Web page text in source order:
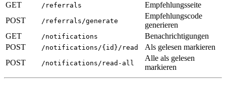
GET
/referrals
Empfehlungsseite
POST
/referrals/generate
Empfehlungscode
generieren
GET
/notifications
Benachrichtigungen
POST
/notifications/{id}/read
Als gelesen markieren
POST
/notifications/read-all
Alle als gelesen
markieren